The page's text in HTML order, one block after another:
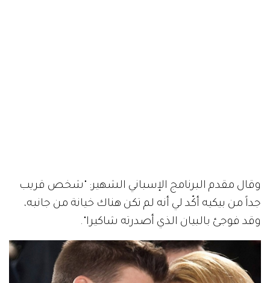
وقال مقدم البرنامج الإسباني الشهير: "شخص قريب
جداً من بيكيه أكّد لي أنه لم تكن هناك خيانة من جانبه،
وقد فوجئ بالبيان الذي أصدرته شاكيرا".